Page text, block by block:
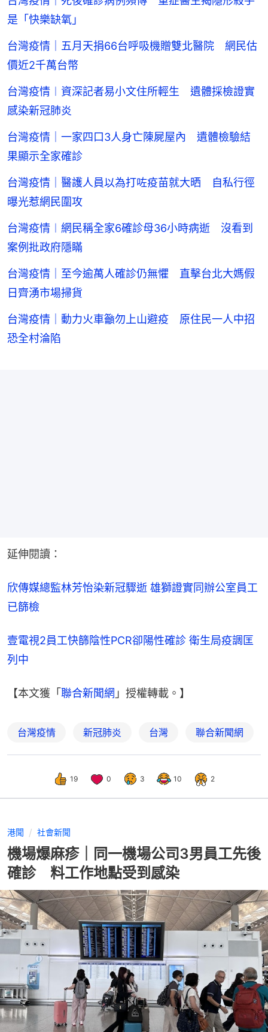
是「快樂缺氧」
台灣疫情｜五月天捐66台呼吸機贈雙北醫院 網民估
價近2千萬台幣
台灣疫情︱資深記者易小文住所輕生 遺體採檢證實
感染新冠肺炎
台灣疫情｜一家四口3人身亡陳屍屋內 遺體檢驗結
果顯示全家確診
台灣疫情｜醫護人員以為打咗疫苗就大晒 自私行徑
曝光惹網民圍攻
台灣疫情︱網民稱全家6確診母36小時病逝 沒看到
案例批政府隱瞞
台灣疫情｜至今逾萬人確診仍無懼 直擊台北大媽假
日齊湧市場掃貨
台灣疫情｜動力火車籲勿上山避疫 原住民一人中招
恐全村淪陷
延伸閱讀：
欣傳媒總監林芳怡染新冠驟逝 雄獅證實同辦公室員工
已篩檢
壹電視2員工快篩陰性PCR卻陽性確診 衛生局疫調匡
列中
【本文獲「 聯合新聞網 」授權轉載。】
台灣疫情 新冠肺炎 台灣 聯合新聞網
19 0 3 10 2
港聞 社會新聞
機場爆麻疹｜同一機場公司3男員工先後
確診 料工作地點受到感染